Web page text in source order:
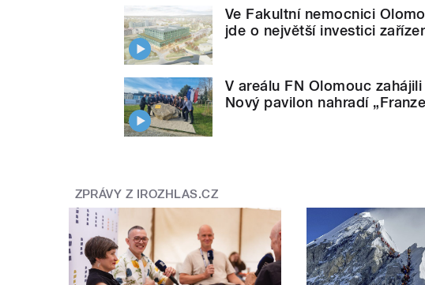
Ve Fakultní nemocnici
jde o největší investici
V areálu FN Olomouc
Nový pavilon nahradí
ZPRÁVY Z IROZHLAS.CZ